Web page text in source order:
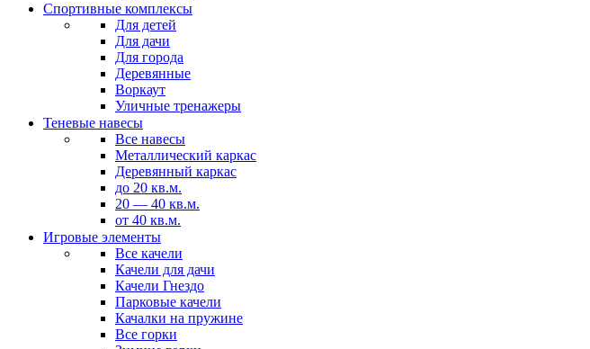
Спортивные комплексы
Для детей
Для дачи
Для города
Деревянные
Воркаут
Уличные тренажеры
Теневые навесы
Все навесы
Металлический каркас
Деревянный каркас
до 20 кв.м.
20 — 40 кв.м.
от 40 кв.м.
Игровые элементы
Все качели
Качели для дачи
Качели Гнездо
Парковые качели
Качалки на пружине
Все горки